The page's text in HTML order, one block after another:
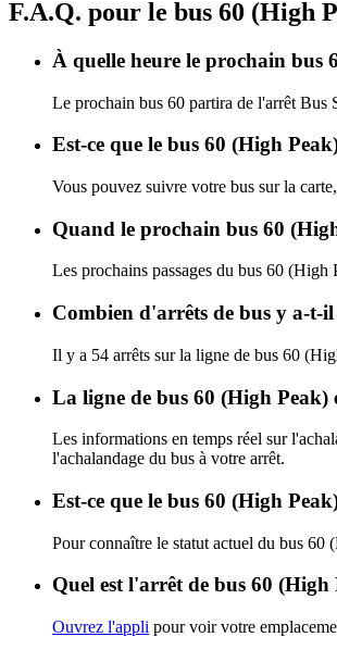
F.A.Q. pour le bus 60 (High
À quelle heure le prochain
Le prochain bus 60 partira de l'arrêt Bus
Est-ce que le bus 60 (High
Vous pouvez suivre votre bus sur la
Quand le prochain bus 60
Les prochains passages du bus 60 (High
Combien d'arrêts de bus y a-t-
Il y a 54 arrêts sur la ligne de bus 60
La ligne de bus 60 (High Peak)
Les informations en temps réel sur
l'achalandage du bus à votre arrêt.
Est-ce que le bus 60 (High
Pour connaître le statut actuel du bus 60
Quel est l'arrêt de bus 60 (High
Ouvrez l'appli pour voir votre